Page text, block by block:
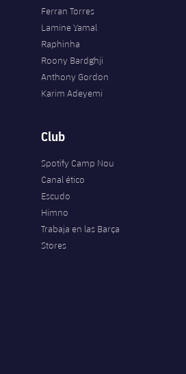
Ferran Torres
Lamine Yamal
Raphinha
Roony Bardghji
Anthony Gordon
Karim Adeyemi
Club
Spotify Camp Nou
Canal ético
Escudo
Himno
Trabaja en las Barça
Stores